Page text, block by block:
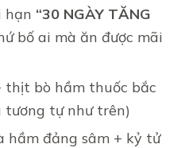
hạn “30 NGÀY TĂNG
bố ai mà ăn được mãi
thịt bò hầm thuốc bắc
tương tự như trên)
hầm đảng sâm + kỷ tử